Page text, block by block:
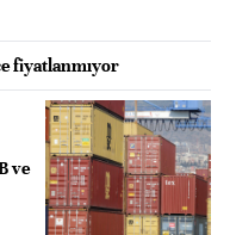
fiyatlanmıyor
ve